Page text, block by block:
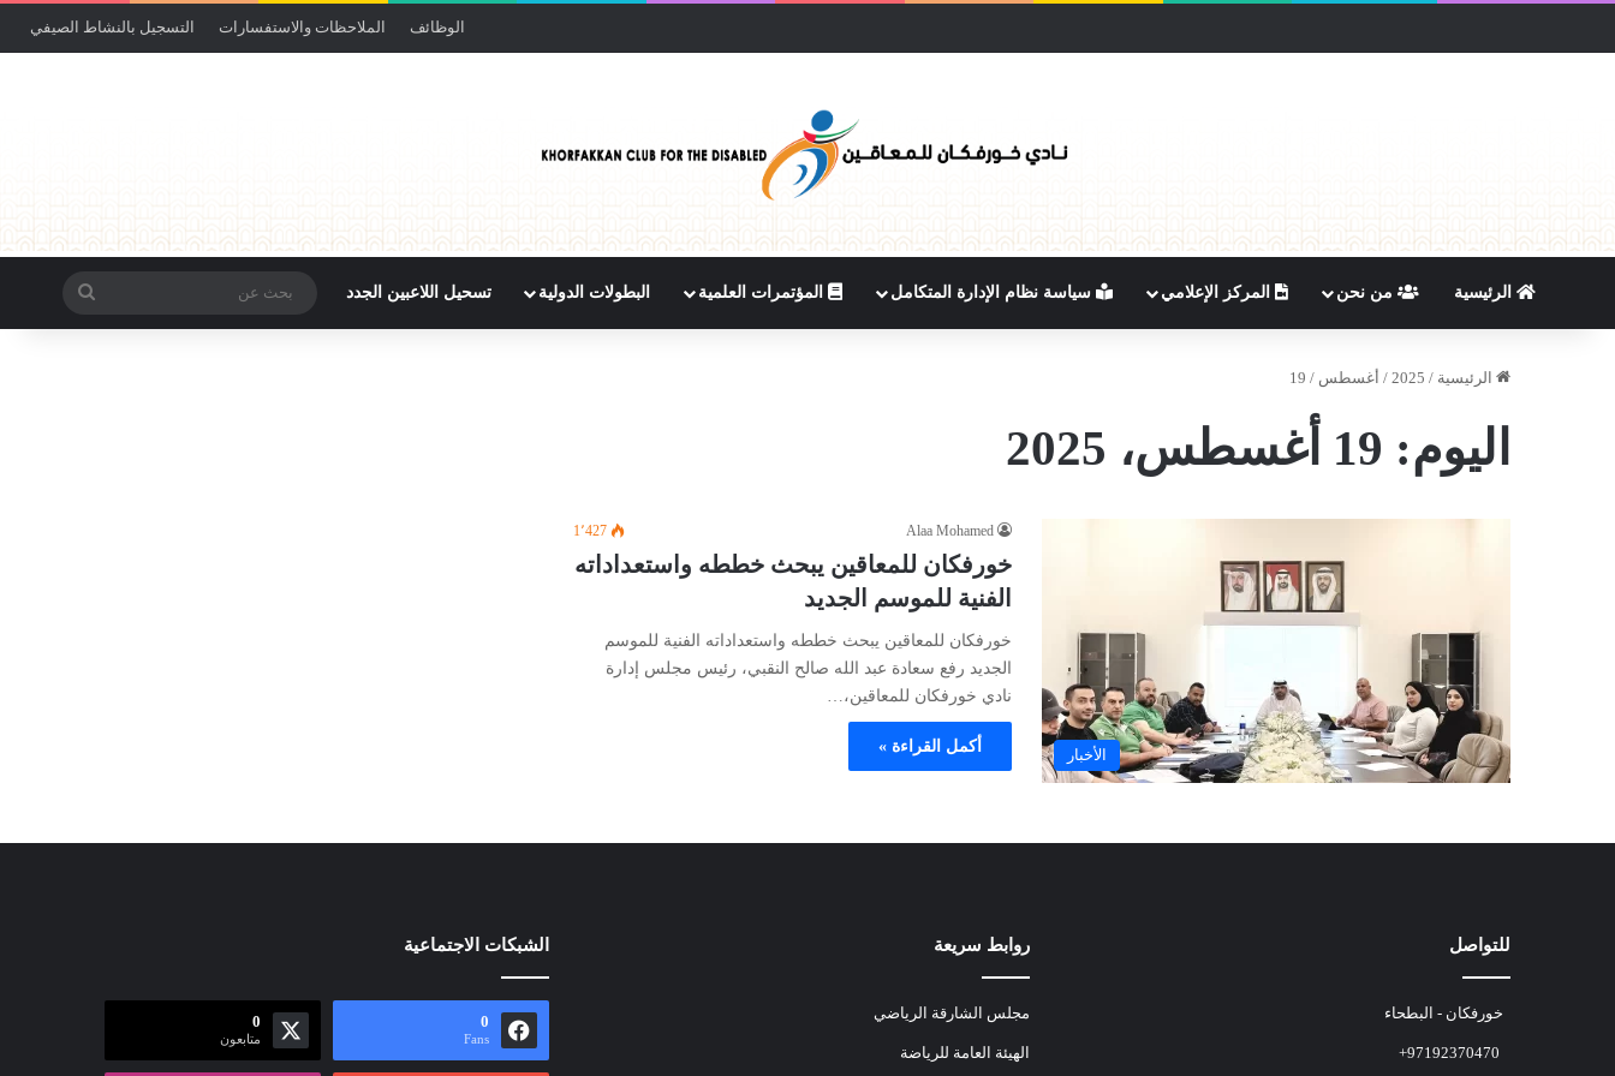
الوظائف الملاحظات والاستفسارات التسجيل بالنشاط الصيفي
الرئيسية من نحن المركز الإعلامي سياسة نظام الإدارة المتكامل المؤتمرات العلمية البطولات الدولية تسحيل اللاعبين الجدد
الرئيسية /
2025
/ أغسطس /
19
اليوم: 19 أغسطس، 2025
الأخبار
Alaa Mohamed 1٬427
خورفكان للمعاقين يبحث خططه واستعداداته
الفنية للموسم الجديد
خورفكان للمعاقين يبحث خططه واستعداداته الفنية للموسم
الجديد رفع سعادة عبد الله صالح النقبي، رئيس مجلس إدارة
نادي خورفكان للمعاقين،…
أكمل القراءة »
للتواصل
خورفكان - البطحاء
+97192370470
روابط سريعة
مجلس الشارقة الرياضي
الهيئة العامة للرياضة
الشبكات الاجتماعية
0
Fans
0
متابعون